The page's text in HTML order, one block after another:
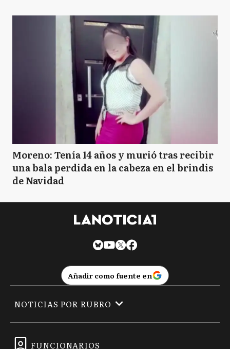
Moreno: Tenía 14 años y murió tras recibir
una bala perdida en la cabeza en el brindis
de Navidad
Añadir como fuente en
FUNCIONARIOS
NOTICIAS POR RUBRO